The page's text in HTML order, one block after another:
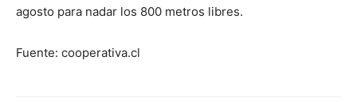
agosto para nadar los 800 metros libres.
Fuente: cooperativa.cl